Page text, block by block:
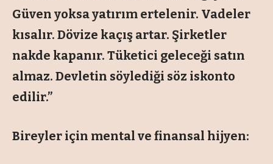
Güven yoksa yatırım ertelenir. Vadeler
kısalır. Dövize kaçış artar. Şirketler
nakde kapanır. Tüketici geleceği satın
almaz. Devletin söylediği söz iskonto
edilir.”
Bireyler için mental ve finansal hijyen: